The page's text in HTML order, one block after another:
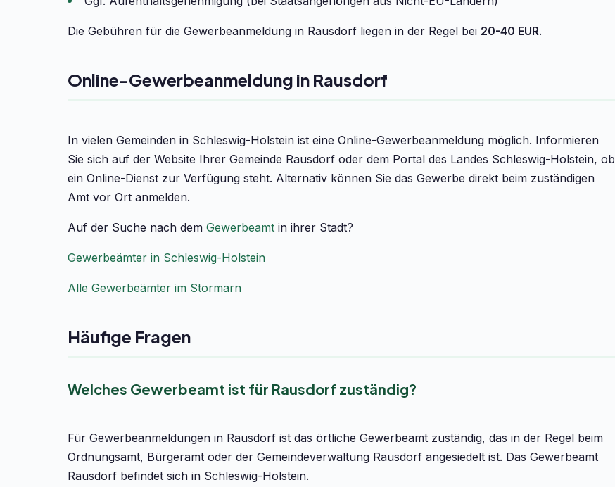
Die Gebühren für die Gewerbeanmeldung in Rausdorf liegen in der Regel bei 20-40 EUR.
Online-Gewerbeanmeldung in Rausdorf
In vielen Gemeinden in Schleswig-Holstein ist eine Online-Gewerbeanmeldung möglich. Informieren
Sie sich auf der Website Ihrer Gemeinde Rausdorf oder dem Portal des Landes Schleswig-Holstein, ob
ein Online-Dienst zur Verfügung steht. Alternativ können Sie das Gewerbe direkt beim zuständigen
Amt vor Ort anmelden.
Auf der Suche nach dem Gewerbeamt in ihrer Stadt?
Gewerbeämter in Schleswig-Holstein
Alle Gewerbeämter im Stormarn
Häufige Fragen
Welches Gewerbeamt ist für Rausdorf zuständig?
Für Gewerbeanmeldungen in Rausdorf ist das örtliche Gewerbeamt zuständig, das in der Regel beim
Ordnungsamt, Bürgeramt oder der Gemeindeverwaltung Rausdorf angesiedelt ist. Das Gewerbeamt
Rausdorf befindet sich in Schleswig-Holstein.